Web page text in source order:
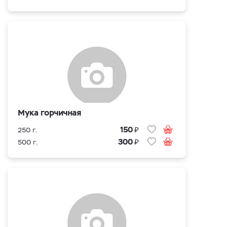
Мука горчичная
250 г. 150₽
500 г. 300₽